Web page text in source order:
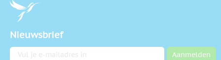
Nieuwsbrief
E-mailadres Aanmelden